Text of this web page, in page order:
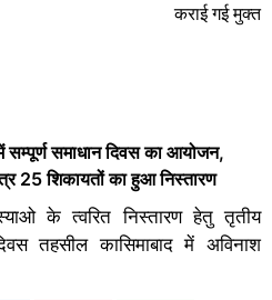
कराई गई मुक्त
सम्पूर्ण समाधान दिवस का आयोजन,
25 शिकायतों का हुआ निस्तारण
के त्वरित निस्तारण हेतु तृतीय
तहसील कासिमाबाद में अविनाश